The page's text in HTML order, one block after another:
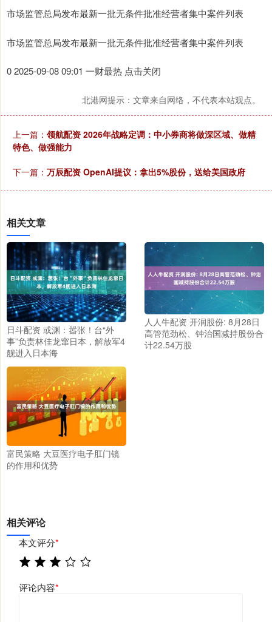
市场监管总局发布最新一批无条件批准经营者集中案件列表
市场监管总局发布最新一批无条件批准经营者集中案件列表
0 2025-09-08 09:01 一财最热 点击关闭
北港网提示：文章来自网络，不代表本站观点。
上一篇： 领航配资 2026年战略定调：中小券商将做深区域、做精
特色、做强能力
下一篇： 万辰配资 OpenAI提议：拿出5%股份，送给美国政府
相关文章
日斗配资 或渊：嚣张！台“外
事”负责林佳龙窜日本，解放军4
舰进入日本海
人人牛配资 开润股份: 8月28日
高管范劲松、钟治国减持股份合
计22.54万股
富民策略 大豆医疗电子肛门镜
的作用和优势
相关评论
本文评分*
评论内容*